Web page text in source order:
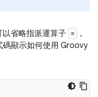
省略指派運算子 =
，
顯示如何使用 Groovy